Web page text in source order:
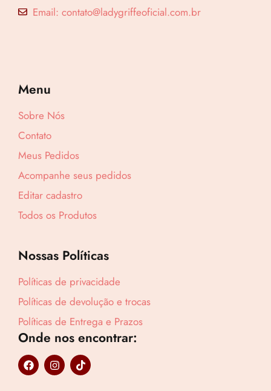
Revenda por
Email: contato@ladygriffeoficial.com.br
Menu
Sobre Nós
Contato
Meus Pedidos
Acompanhe seus pedidos
Editar cadastro
Todos os Produtos
Nossas Políticas
Políticas de privacidade
Políticas de devolução e trocas
Políticas de Entrega e Prazos
Onde nos encontrar:
F
a
I
n
T
i